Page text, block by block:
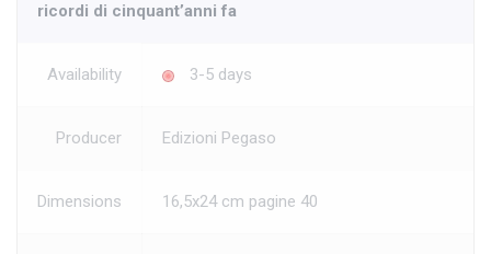
ricordi di cinquant’anni fa
Availability 3-5 days
Producer Edizioni Pegaso
Dimensions 16,5x24 cm pagine 40